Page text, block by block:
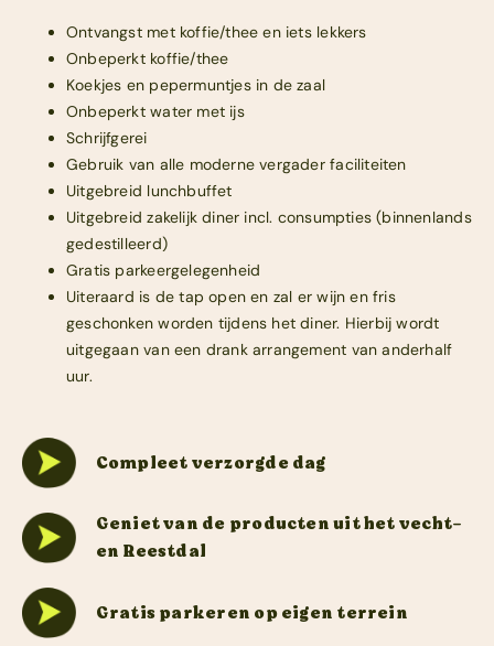
Ontvangst met koffie/thee en iets lekkers
Onbeperkt koffie/thee
Koekjes en pepermuntjes in de zaal
Onbeperkt water met ijs
Schrijfgerei
Gebruik van alle moderne vergader faciliteiten
Uitgebreid lunchbuffet
Uitgebreid zakelijk diner incl. consumpties (binnenlands
gedestilleerd)
Gratis parkeergelegenheid
Uiteraard is de tap open en zal er wijn en fris
geschonken worden tijdens het diner. Hierbij wordt
uitgegaan van een drank arrangement van anderhalf
uur.
Compleet verzorgde dag
Geniet van de producten uit het vecht-
en Reestdal
Gratis parkeren op eigen terrein